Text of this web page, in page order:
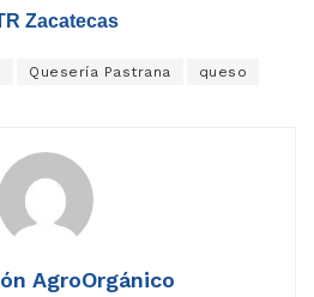
Zacatecas
Quesería Pastrana queso
AgroOrgánico